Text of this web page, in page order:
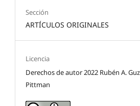
Sección
ARTÍCULOS ORIGINALES
Licencia
Derechos de autor 2022 Rubén A.
Pittman